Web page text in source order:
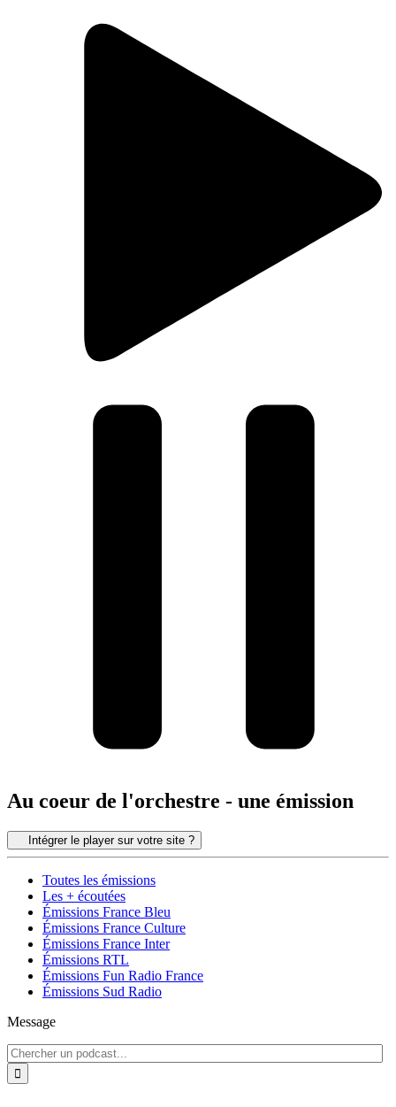
Au coeur de l'orchestre - une émission
Intégrer le player sur votre site ?
Toutes les émissions
Les + écoutées
Émissions France Bleu
Émissions France Culture
Émissions France Inter
Émissions RTL
Émissions Fun Radio France
Émissions Sud Radio
Message